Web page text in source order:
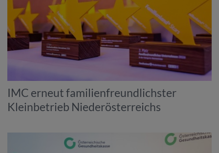
IMC erneut familienfreundlichster
Kleinbetrieb Niederösterreichs